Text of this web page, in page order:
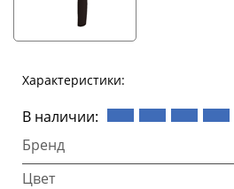
Характеристики:
В наличии:
Бренд
Цвет